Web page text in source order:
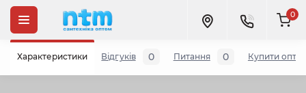
0
Характеристики Відгуків 0 Питання 0 Купити